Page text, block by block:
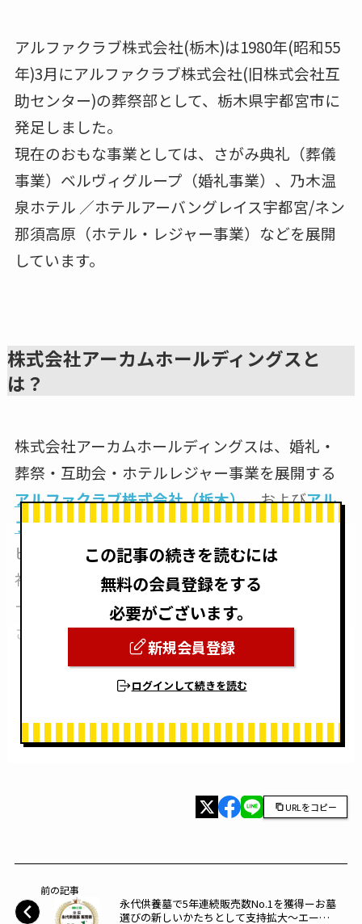
アルファクラブ株式会社(栃木)は1980年(昭和55
年)3月にアルファクラブ株式会社(旧株式会社互
助センター)の葬祭部として、栃木県宇都宮市に
発足しました。
現在のおもな事業としては、さがみ典礼（葬儀
事業）ベルヴィグループ（婚礼事業）、乃木温
泉ホテル ／ホテルアーバングレイス宇都宮/ネン
那須高原（ホテル・レジャー事業）などを展開
しています。
株式会社アーカムホールディングスと
は？
株式会社アーカムホールディングスは、婚礼・
葬祭・互助会・ホテルレジャー事業を展開する
アルファクラブ株式会社（栃木）、およびアル
ファクラブ静岡株式会社、ならびにフードサー
ビス事業を担うベルフーズサービス株式会社
社を中心に、経営コンサルタントを主としたホ
ールディング会社として、2025年3月10日に設立
されました。
この記事の続きを読むには
無料の会員登録をする
必要がございます。
新規会員登録
ログインして続きを読む
URLをコピー
前の記事
永代供養墓で5年連続販売数No.1を獲得ーお墓
選びの新しいかたちとして支持拡大～エータ